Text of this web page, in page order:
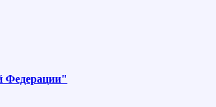
Федерации"